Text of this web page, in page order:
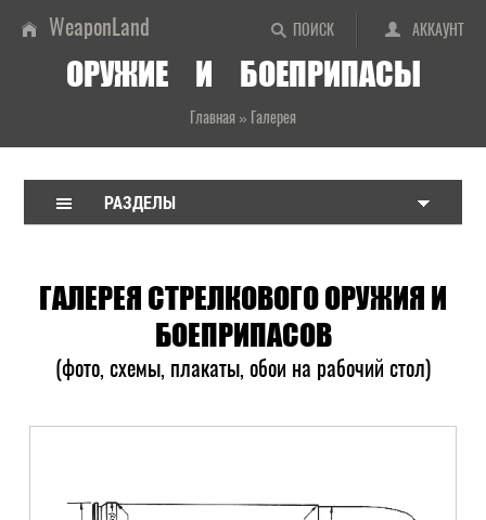
ПОИСК АККАУНТ
WeaponLand
ОРУЖИЕ И БОЕПРИПАСЫ
Главная » Галерея
РАЗДЕЛЫ
ГАЛЕРЕЯ СТРЕЛКОВОГО ОРУЖИЯ И
БОЕПРИПАСОВ
(фото, схемы, плакаты, обои на рабочий стол)